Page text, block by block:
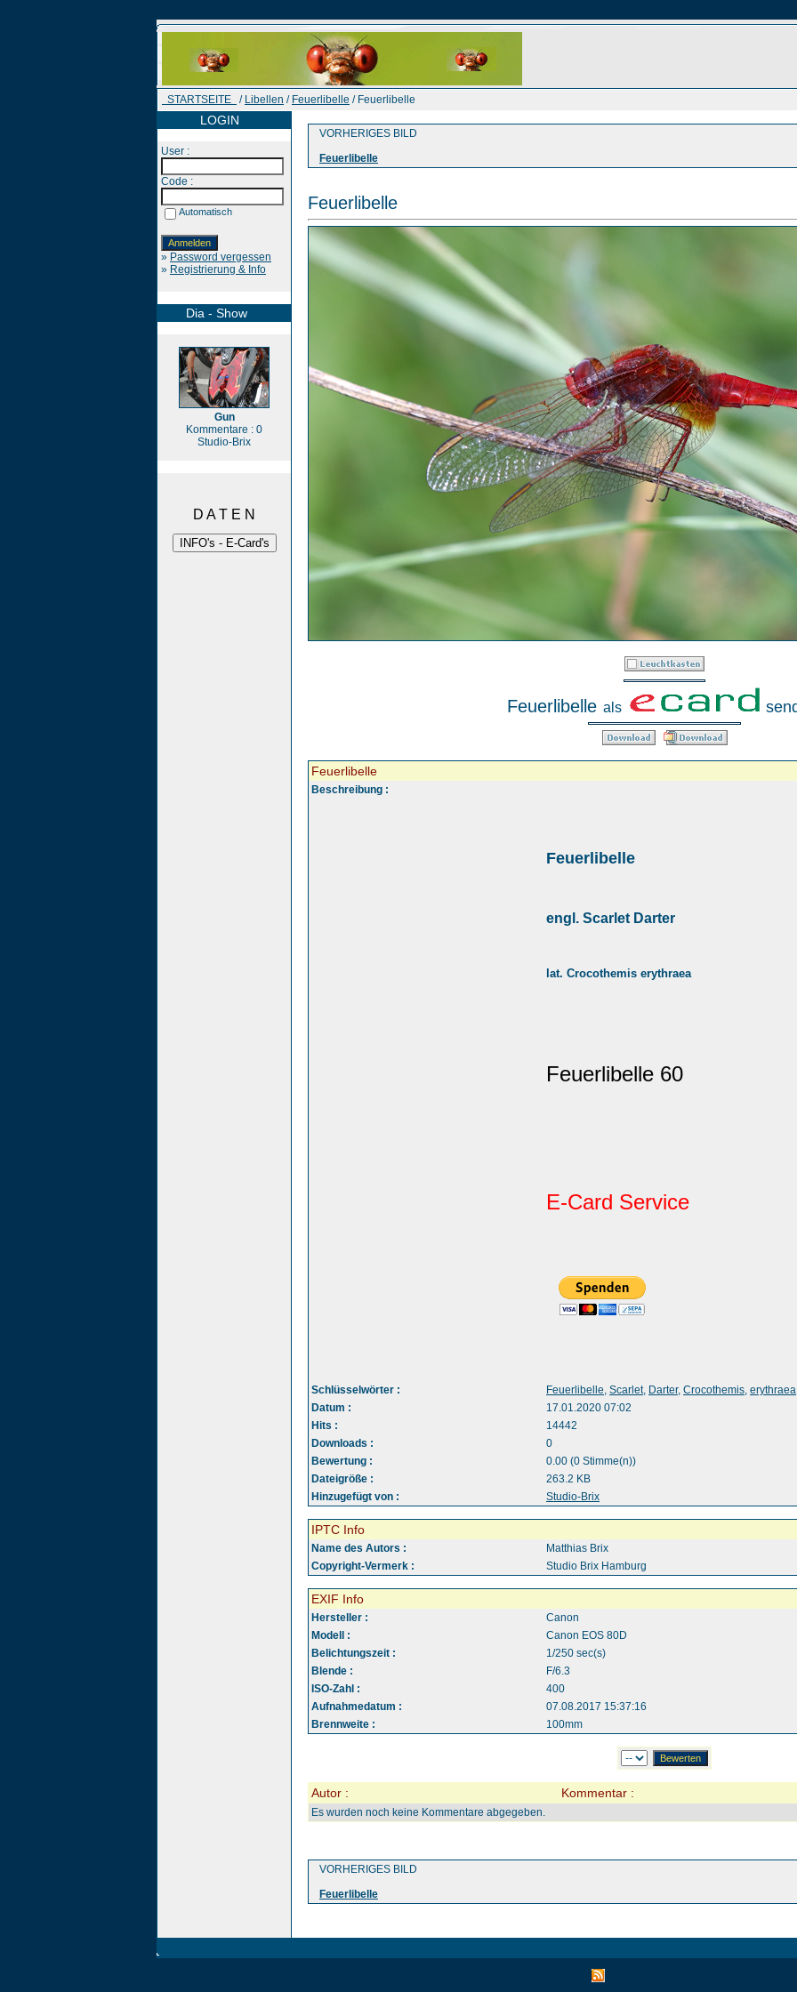
STARTSEITE / Libellen / Feuerlibelle / Feuerlibelle
LOGIN
User :
Code :
Automatisch
» Password vergessen
» Registrierung & Info
Dia - Show
Gun
Kommentare : 0
Studio-Brix
D A T E N
VORHERIGES BILD
Feuerlibelle
Feuerlibelle
Feuerlibelle als
Feuerlibelle
Beschreibung :
Feuerlibelle
engl. Scarlet Darter
lat. Crocothemis erythraea
Feuerlibelle 60
E-Card Service
Schlüsselwörter : Feuerlibelle, Scarlet, Darter, Crocothemis, erythraea
Datum :
17.01.2020 07:02
Hits :
14442
Downloads :
0
Bewertung :
0.00 (0 Stimme(n))
Dateigröße :
263.2 KB
Hinzugefügt von :
Studio-Brix
IPTC Info
Name des Autors :
Matthias Brix
Copyright-Vermerk :
Studio Brix Hamburg
EXIF Info
Hersteller :
Canon
Modell :
Canon EOS 80D
Belichtungszeit :
1/250 sec(s)
Blende :
F/6.3
ISO-Zahl :
400
Aufnahmedatum :
07.08.2017 15:37:16
Brennweite :
100mm
Autor : Kommentar :
Es wurden noch keine Kommentare abgegeben.
VORHERIGES BILD
Feuerlibelle